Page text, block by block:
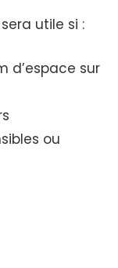
utile si :
d’espace sur
ou